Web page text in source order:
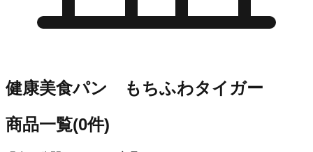
健康美食パン もちふわタイガー
商品一覧(0件)